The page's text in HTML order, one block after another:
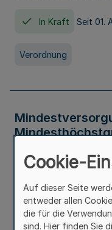
In Kraft Seit 01.
Verordnung
Verwaltungsvorschrift
Cookie-
Auf dieser Seite
entweder allen
die für die
sind. Hier finden Sie